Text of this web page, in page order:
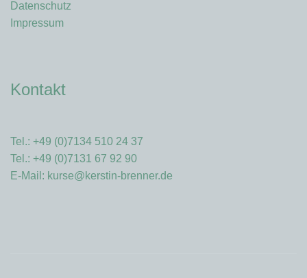
Datenschutz
Impressum
Kontakt
Tel.: +49 (0)7134 510 24 37
Tel.: +49 (0)7131 67 92 90
E-Mail: kurse@kerstin-brenner.de